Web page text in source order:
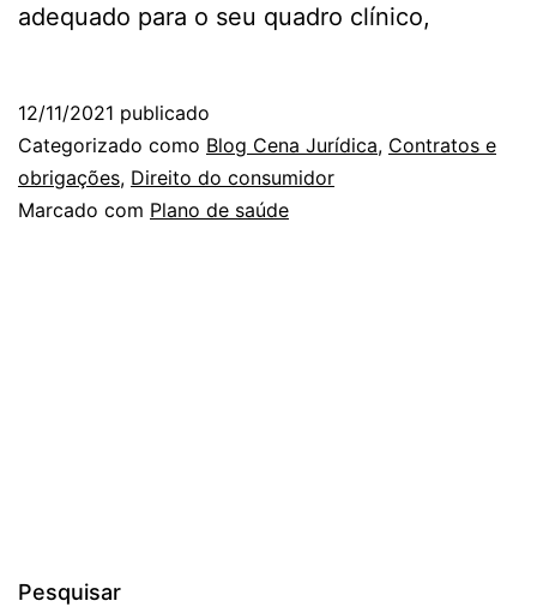
adequado para o seu quadro clínico,
12/11/2021 publicado
Categorizado como Blog Cena Jurídica, Contratos e
obrigações, Direito do consumidor
Marcado com Plano de saúde
Pesquisar